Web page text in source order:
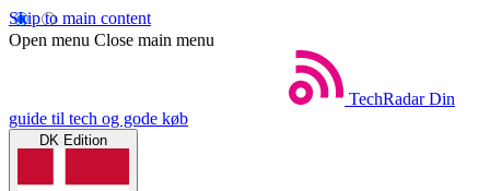
Skip to main content
Open menu Close main menu
TechRadar Din
guide til tech og gode køb
DK Edition